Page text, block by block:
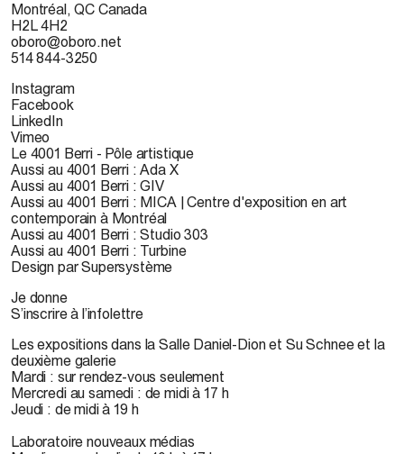
Montréal, QC Canada
H2L 4H2
oboro@oboro.net
514 844-3250
Instagram
Facebook
LinkedIn
Vimeo
Le 4001 Berri - Pôle artistique
Aussi au 4001 Berri : Ada X
Aussi au 4001 Berri : GIV
Aussi au 4001 Berri : MICA | Centre d'exposition en art
contemporain à Montréal
Aussi au 4001 Berri : Studio 303
Aussi au 4001 Berri : Turbine
Design par Supersystème
Je donne
S’inscrire à l’infolettre
Les expositions dans la Salle Daniel-Dion et Su Schnee et la
deuxième galerie
Mardi : sur rendez-vous seulement
Mercredi au samedi : de midi à 17 h
Jeudi : de midi à 19 h
Laboratoire nouveaux médias